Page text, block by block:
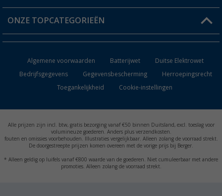
Verlanglijstje
Catalogus
ONZE TOPCATEGORIEËN
Keukenaccessoires
Campingmeubilair
Campingtoiletten
Inbouwkachels
Algemene voorwaarden Batterijwet
Duitse Elektrowet
Bedrijfsgegevens
Gegevensbescherming
Herroepingsrecht
Toegankelijkheid
Cookie-instellingen
Alle prijzen zijn incl. btw, gratis bezorging vanaf €50 binnen Duitsland, excl. toeslag voor
volumineuze goederen. Anders plus verzendkosten.
fouten en omissies voorbehouden. Illustraties vergelijkbaar. Alleen zolang de voorraad strekt.
De doorgestreepte prijzen komen overeen met de vorige prijs bij Berger.
* Alleen geldig op luifels vanaf €800 waarde van de goederen. Niet cumuleerbaar met andere
promoties. Alleen zolang de voorraad strekt.